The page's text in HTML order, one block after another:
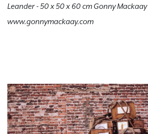
Leander - 50 x 50 x 60 cm Gonny Mackaay
www.gonnymackaay.com